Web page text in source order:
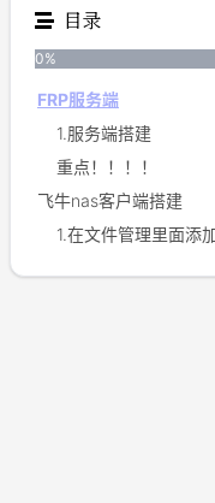
目录
0%
FRP服务端
1.服务端搭建
重点！！！！
飞牛nas客户端搭建
1.在文件管理里面添